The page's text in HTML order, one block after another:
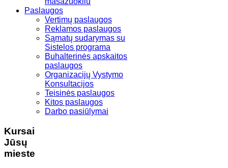
Paslaugos
Vertimų paslaugos
Reklamos paslaugos
Sąmatų sudarymas su
Sistelos programa
Buhalterinės apskaitos
paslaugos
Organizacijų Vystymo
Konsultacijos
Teisinės paslaugos
Kitos paslaugos
Darbo pasiūlymai
Kursai
Jūsų
mieste